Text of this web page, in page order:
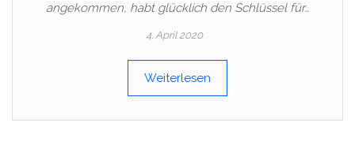
angekommen, habt glücklich den Schlüssel für…
4. April 2020
Weiterlesen